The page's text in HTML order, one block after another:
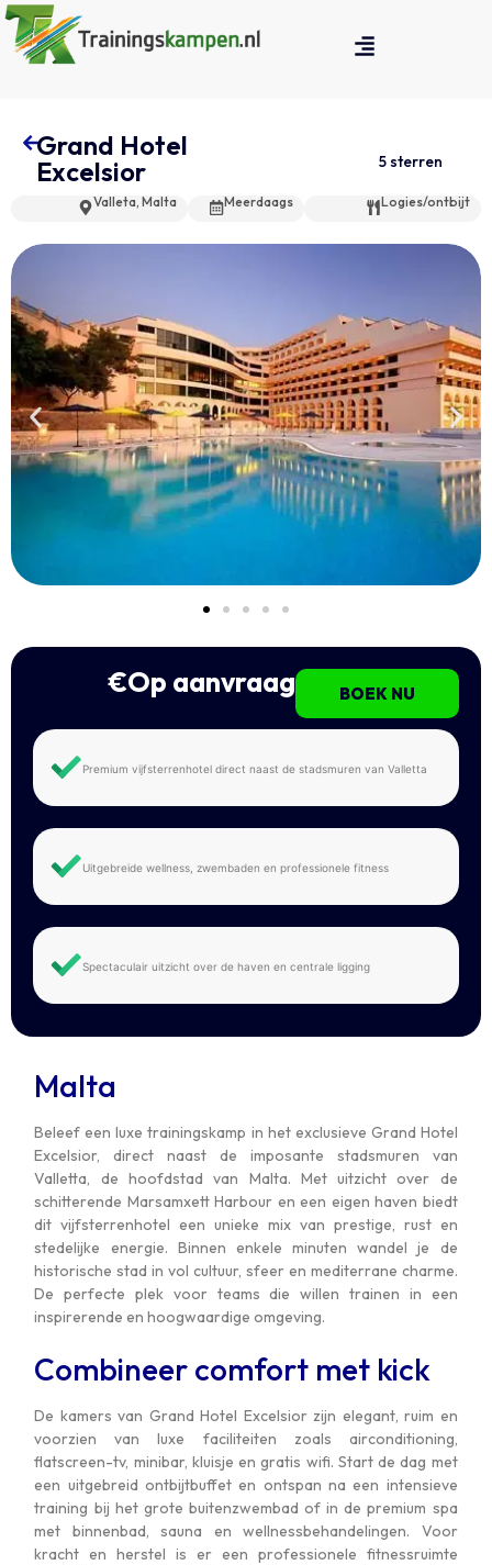
Grand Hotel
Excelsior
5 sterren
Valleta, Malta Meerdaags Logies/ontbijt
BOEK NU
€Op aanvraag
Premium vijfsterrenhotel direct naast de stadsmuren van Valletta
Uitgebreide wellness, zwembaden en professionele fitness
Spectaculair uitzicht over de haven en centrale ligging
Malta
Beleef een luxe trainingskamp in het exclusieve Grand Hotel
Excelsior, direct naast de imposante stadsmuren van
Valletta, de hoofdstad van Malta. Met uitzicht over de
schitterende Marsamxett Harbour en een eigen haven biedt
dit vijfsterrenhotel een unieke mix van prestige, rust en
stedelijke energie. Binnen enkele minuten wandel je de
historische stad in vol cultuur, sfeer en mediterrane charme.
De perfecte plek voor teams die willen trainen in een
inspirerende en hoogwaardige omgeving.
Combineer comfort met kick
De kamers van Grand Hotel Excelsior zijn elegant, ruim en
voorzien van luxe faciliteiten zoals airconditioning,
flatscreen-tv, minibar, kluisje en gratis wifi. Start de dag met
een uitgebreid ontbijtbuffet en ontspan na een intensieve
training bij het grote buitenzwembad of in de premium spa
met binnenbad, sauna en wellnessbehandelingen. Voor
kracht en herstel is er een professionele fitnessruimte